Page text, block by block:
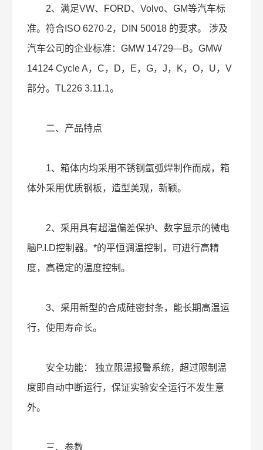
2、满足VW、FORD、Volvo、GM等汽车标
准。符合ISO 6270-2，DIN 50018 的要求。 涉及
汽车公司的企业标准：GMW 14729—B。GMW
14124 Cycle A，C，D，E，G，J，K，O，U，V
部分。TL226 3.11.1。
二、产品特点
1、箱体内均采用不锈钢氩弧焊制作而成，箱
体外采用优质钢板，造型美观，新颖。
2、采用具有超温偏差保护、数字显示的微电
脑P.I.D控制器。*的平恒调温控制，可进行高精
度，高稳定的温度控制。
3、采用新型的合成硅密封条，能长期高温运
行，使用寿命长。
安全功能： 独立限温报警系统，超过限制温
度即自动中断运行，保证实验安全运行不发生意
外。
三、参数